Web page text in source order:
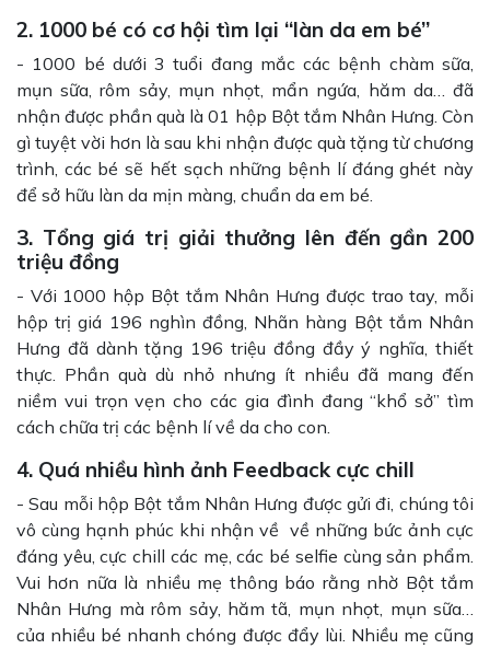
2. 1000 bé có cơ hội tìm lại “làn da em bé”
- 1000 bé dưới 3 tuổi đang mắc các bệnh chàm sữa,
mụn sữa, rôm sảy, mụn nhọt, mẩn ngứa, hăm da… đã
nhận được phần quà là 01 hộp Bột tắm Nhân Hưng. Còn
gì tuyệt vời hơn là sau khi nhận được quà tặng từ chương
trình, các bé sẽ hết sạch những bệnh lí đáng ghét này
để sở hữu làn da mịn màng, chuẩn da em bé.
3. Tổng giá trị giải thưởng lên đến gần 200
triệu đồng
- Với 1000 hộp Bột tắm Nhân Hưng được trao tay, mỗi
hộp trị giá 196 nghìn đồng, Nhãn hàng Bột tắm Nhân
Hưng đã dành tặng 196 triệu đồng đầy ý nghĩa, thiết
thực. Phần quà dù nhỏ nhưng ít nhiều đã mang đến
niềm vui trọn vẹn cho các gia đình đang “khổ sở” tìm
cách chữa trị các bệnh lí về da cho con.
4. Quá nhiều hình ảnh Feedback cực chill
- Sau mỗi hộp Bột tắm Nhân Hưng được gửi đi, chúng tôi
vô cùng hạnh phúc khi nhận về về những bức ảnh cực
đáng yêu, cực chill các mẹ, các bé selfie cùng sản phẩm.
Vui hơn nữa là nhiều mẹ thông báo rằng nhờ Bột tắm
Nhân Hưng mà rôm sảy, hăm tã, mụn nhọt, mụn sữa…
của nhiều bé nhanh chóng được đẩy lùi. Nhiều mẹ cũng